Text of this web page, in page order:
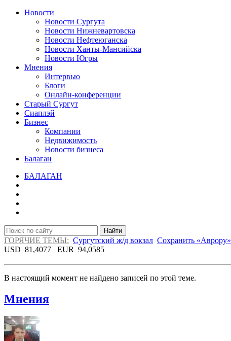
Новости
Новости Сургута
Новости Нижневартовска
Новости Нефтеюганска
Новости Ханты-Мансийска
Новости Югры
Мнения
Интервью
Блоги
Онлайн-конференции
Старый Сургут
Сиаплэй
Бизнес
Компании
Недвижимость
Новости бизнеса
Балаган
БАЛАГАН
Найти
ГОРЯЧИЕ ТЕМЫ: Сургутский ж/д вокзал Сохранить «Аврору»
USD 81,4077 EUR 94,0585
В настоящий момент не найдено записей по этой теме.
Мнения